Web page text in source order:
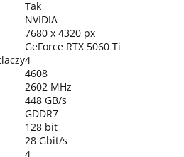
Tak
NVIDIA
7680 x 4320 px
GeForce RTX 5060 Ti
4
4608
2602 MHz
448 GB/s
GDDR7
128 bit
28 Gbit/s
4